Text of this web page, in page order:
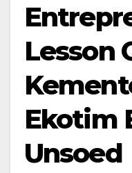
Lesson
Ekotim
Unsoed